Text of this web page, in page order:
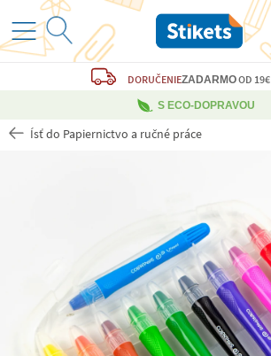
DORUČENIEZADARMOOD 19€
S ECO-DOPRAVOU
Ísť do Papiernictvo a ručné práce